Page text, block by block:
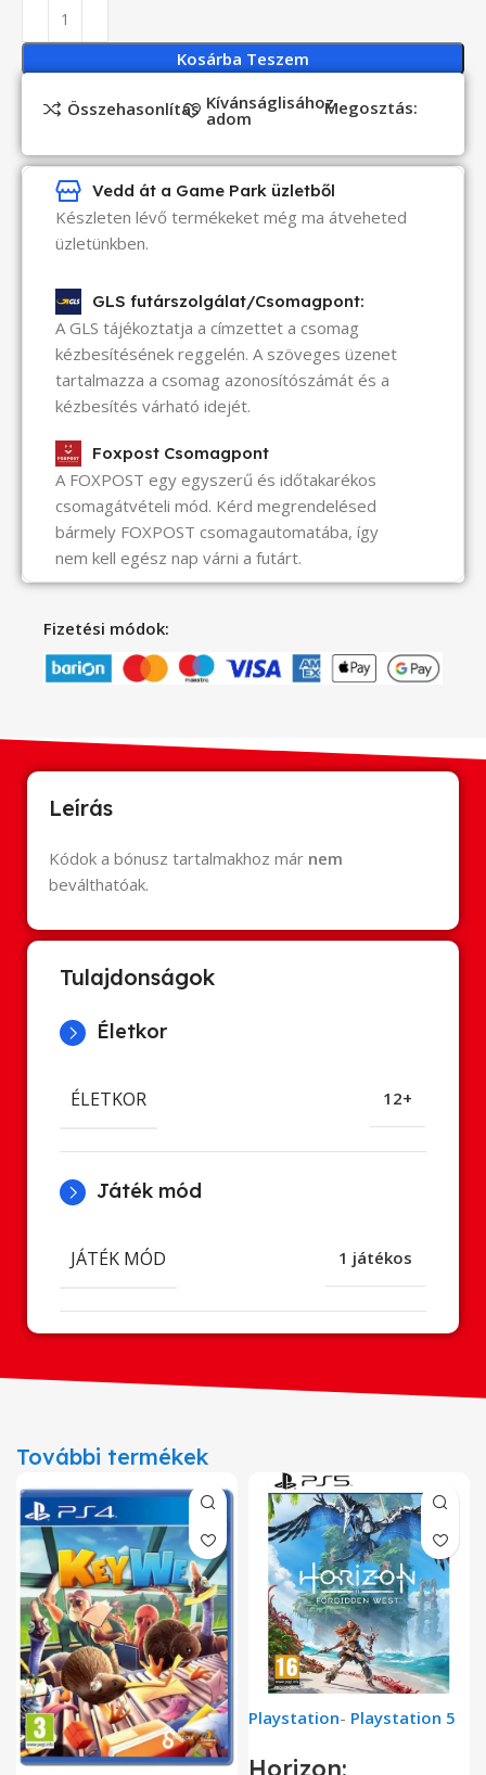
Kosárba Teszem
Összehasonlítás Kívánságlisához
adom Megosztás:
Vedd át a Game Park üzletből
Készleten lévő termékeket még ma átveheted
üzletünkben.
GLS futárszolgálat/Csomagpont:
A GLS tájékoztatja a címzettet a csomag
kézbesítésének reggelén. A szöveges üzenet
tartalmazza a csomag azonosítószámát és a
kézbesítés várható idejét.
Foxpost Csomagpont
A FOXPOST egy egyszerű és időtakarékos
csomagátvételi mód. Kérd megrendelésed
bármely FOXPOST csomagautomatába, így
nem kell egész nap várni a futárt.
Fizetési módok:
Leírás
Kódok a bónusz tartalmakhoz már nem
beválthatóak.
Tulajdonságok
Életkor
ÉLETKOR 12+
Játék mód
JÁTÉK MÓD 1 játékos
További termékek
Playstation- Playstation 5
Horizon: